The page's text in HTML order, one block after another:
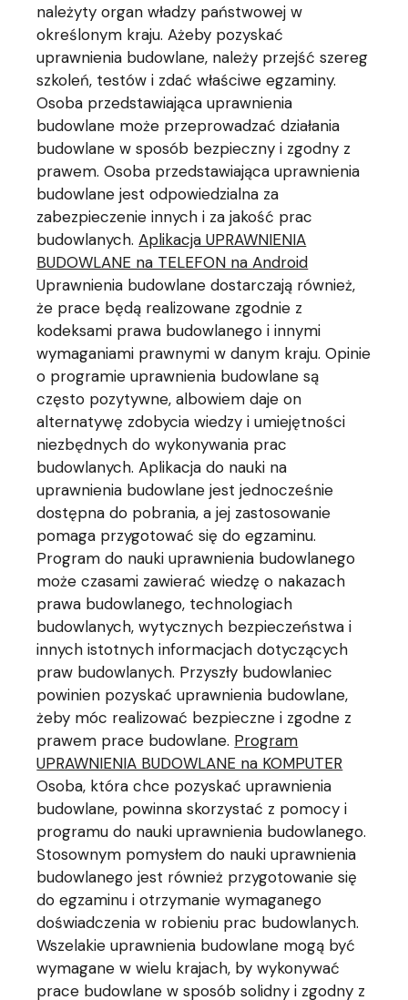
należyty organ władzy państwowej w
określonym kraju. Ażeby pozyskać
uprawnienia budowlane, należy przejść szereg
szkoleń, testów i zdać właściwe egzaminy.
Osoba przedstawiająca uprawnienia
budowlane może przeprowadzać działania
budowlane w sposób bezpieczny i zgodny z
prawem. Osoba przedstawiająca uprawnienia
budowlane jest odpowiedzialna za
zabezpieczenie innych i za jakość prac
budowlanych.Aplikacja UPRAWNIENIA
BUDOWLANE na TELEFON na Android
Uprawnienia budowlane dostarczają również,
że prace będą realizowane zgodnie z
kodeksami prawa budowlanego i innymi
wymaganiami prawnymi w danym kraju. Opinie
o programie uprawnienia budowlane są
często pozytywne, albowiem daje on
alternatywę zdobycia wiedzy i umiejętności
niezbędnych do wykonywania prac
budowlanych. Aplikacja do nauki na
uprawnienia budowlane jest jednocześnie
dostępna do pobrania, a jej zastosowanie
pomaga przygotować się do egzaminu.
Program do nauki uprawnienia budowlanego
może czasami zawierać wiedzę o nakazach
prawa budowlanego, technologiach
budowlanych, wytycznych bezpieczeństwa i
innych istotnych informacjach dotyczących
praw budowlanych. Przyszły budowlaniec
powinien pozyskać uprawnienia budowlane,
żeby móc realizować bezpieczne i zgodne z
prawem prace budowlane. Program
UPRAWNIENIA BUDOWLANE na KOMPUTER
Osoba, która chce pozyskać uprawnienia
budowlane, powinna skorzystać z pomocy i
programu do nauki uprawnienia budowlanego.
Stosownym pomysłem do nauki uprawnienia
budowlanego jest również przygotowanie się
do egzaminu i otrzymanie wymaganego
doświadczenia w robieniu prac budowlanych.
Wszelakie uprawnienia budowlane mogą być
wymagane w wielu krajach, by wykonywać
prace budowlane w sposób solidny i zgodny z